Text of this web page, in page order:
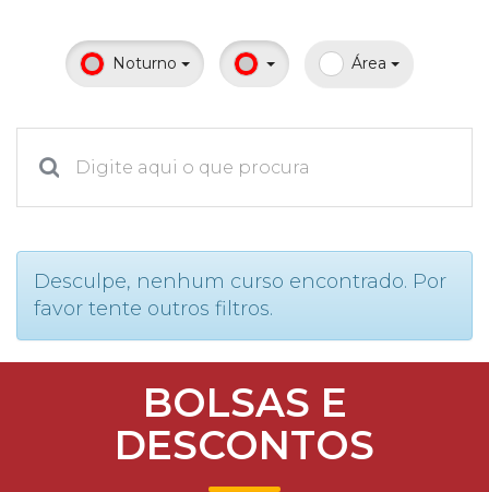
Desconto de pontualidade
Calendário acadêmico
Internacionalização
UATI
Noturno Área
Desculpe, nenhum curso encontrado. Por
favor tente outros filtros.
BOLSAS E
DESCONTOS